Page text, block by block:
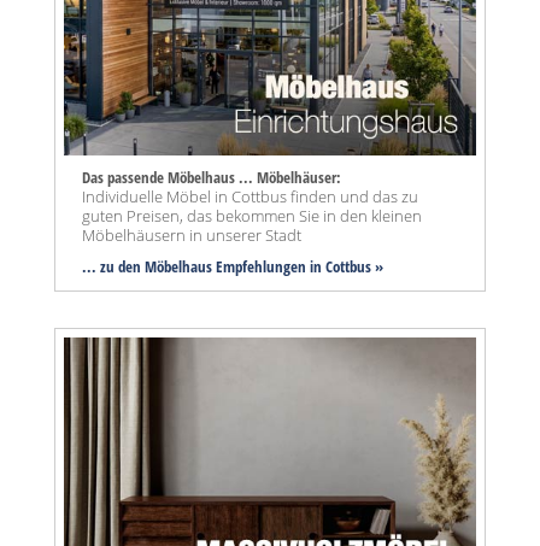
Das passende Möbelhaus ... Möbelhäuser:
Individuelle Möbel in Cottbus finden und das zu
guten Preisen, das bekommen Sie in den kleinen
Möbelhäusern in unserer Stadt
... zu den Möbelhaus Empfehlungen in Cottbus »